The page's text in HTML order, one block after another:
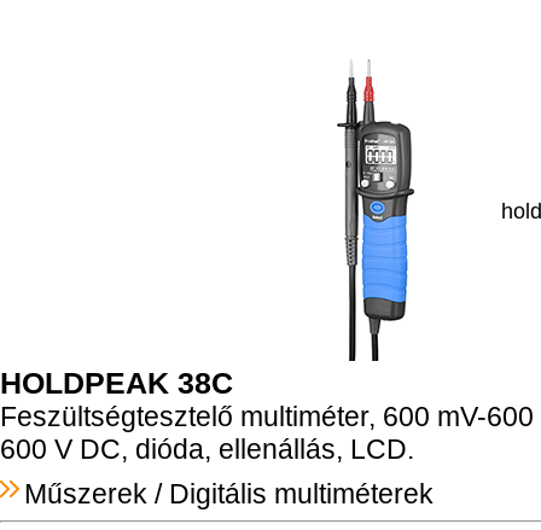
HOLDPEAK 38C
Feszültségtesztelő multiméter, 600 mV-600
600 V DC, dióda, ellenállás, LCD.
Műszerek / Digitális multiméterek